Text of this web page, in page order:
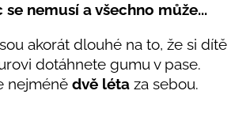
se nemusí a všechno může...
akorát dlouhé na to, že si dítě
dotáhnete gumu v pase.
nejméně dvě léta za sebou.